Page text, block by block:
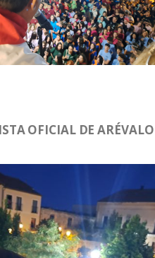
OFICIAL DE